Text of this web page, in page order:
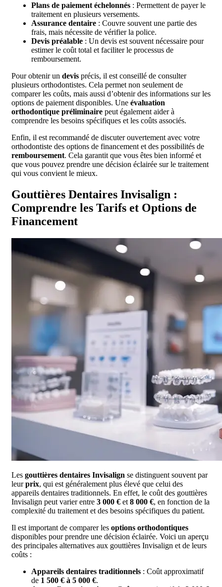
Plans de paiement échelonnés : Permettent de payer le
traitement en plusieurs versements.
Assurance dentaire : Couvre souvent une partie des
frais, mais nécessite de vérifier la police.
Devis préalable : Un devis est souvent nécessaire pour
estimer le coût total et faciliter le processus de
remboursement.
Pour obtenir un devis précis, il est conseillé de consulter
plusieurs orthodontistes. Cela permet non seulement de
comparer les coûts, mais aussi d’obtenir des informations sur les
options de paiement disponibles. Une évaluation
orthodontique préliminaire peut également aider à
comprendre les besoins spécifiques et les coûts associés.
Enfin, il est recommandé de discuter ouvertement avec votre
orthodontiste des options de financement et des possibilités de
remboursement. Cela garantit que vous êtes bien informé et
que vous pouvez prendre une décision éclairée sur le traitement
qui vous convient le mieux.
Gouttières Dentaires Invisalign :
Comprendre les Tarifs et Options de
Financement
Les gouttières dentaires Invisalign se distinguent souvent par
leurprix, qui est généralement plus élevé que celui des
appareils dentaires traditionnels. En effet, le coût des gouttières
Invisalign peut varier entre 3 000 € et 8 000 €, en fonction de la
complexité du traitement et des besoins spécifiques du patient.
Il est important de comparer les options orthodontiques
disponibles pour prendre une décision éclairée. Voici un aperçu
des principales alternatives aux gouttières Invisalign et de leurs
coûts :
Appareils dentaires traditionnels : Coût approximatif
de 1 500 € à 5 000 €.